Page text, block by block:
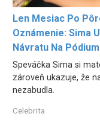
Len Mesiac Po
Oznámenie: Sima
Návratu Na Pódium
Speváčka Sima si
zároveň ukazuje, že
nezabudla.
Celebrita